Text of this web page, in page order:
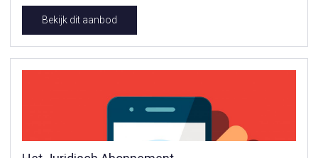
Bekijk dit aanbod